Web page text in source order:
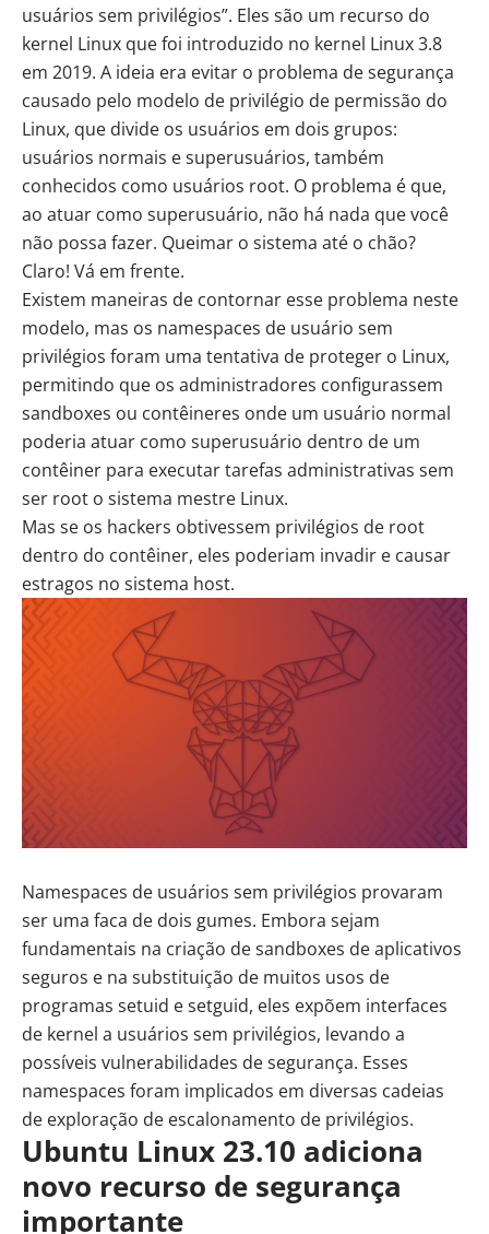
usuários sem privilégios”. Eles são um recurso do
kernel Linux que foi introduzido no kernel Linux 3.8
em 2019. A ideia era evitar o problema de segurança
causado pelo modelo de privilégio de permissão do
Linux, que divide os usuários em dois grupos:
usuários normais e superusuários, também
conhecidos como usuários root. O problema é que,
ao atuar como superusuário, não há nada que você
não possa fazer. Queimar o sistema até o chão?
Claro! Vá em frente.
Existem maneiras de contornar esse problema neste
modelo, mas os namespaces de usuário sem
privilégios foram uma tentativa de proteger o Linux,
permitindo que os administradores configurassem
sandboxes ou contêineres onde um usuário normal
poderia atuar como superusuário dentro de um
contêiner para executar tarefas administrativas sem
ser root o sistema mestre Linux.
Mas se os hackers obtivessem privilégios de root
dentro do contêiner, eles poderiam invadir e causar
estragos no sistema host.
Namespaces de usuários sem privilégios provaram
ser uma faca de dois gumes. Embora sejam
fundamentais na criação de sandboxes de aplicativos
seguros e na substituição de muitos usos de
programas setuid e setguid, eles expõem interfaces
de kernel a usuários sem privilégios, levando a
possíveis vulnerabilidades de segurança. Esses
namespaces foram implicados em diversas cadeias
de exploração de escalonamento de privilégios.
Ubuntu Linux 23.10 adiciona
novo recurso de segurança
importante